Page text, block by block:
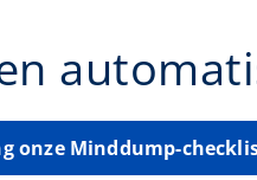
onze Minddump-